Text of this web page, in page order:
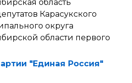
область
Карасукского
округа
области первого
"Единая Россия"